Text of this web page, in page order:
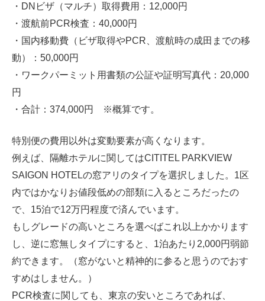
・DNビザ（マルチ）取得費用：12,000円
・渡航前PCR検査：40,000円
・国内移動費（ビザ取得やPCR、渡航時の成田までの移
動）：50,000円
・ワークパーミット用書類の公証や証明写真代：20,000
円
・合計：374,000円 ※概算です。
特別便の費用以外は変動要素が高くなります。
例えば、隔離ホテルに関してはCITITEL PARKVIEW
SAIGON HOTELの窓アリのタイプを選択しました。1区
内ではかなりお値段低めの部類に入るところだったの
で、15泊で12万円程度で済んでいます。
もしグレードの高いところを選べばこれ以上かかります
し、逆に窓無しタイプにすると、1泊あたり2,000円弱節
約できます。（窓がないと精神的に参ると思うのでおす
すめはしません。）
PCR検査に関しても、東京の安いところであれば、